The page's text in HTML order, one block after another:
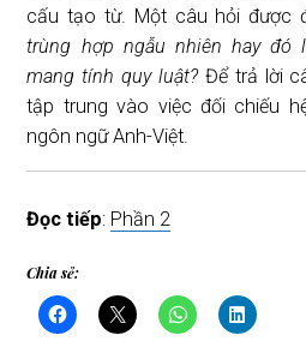
cấu tạo từ. Một câu hỏi được
trùng hợp ngẫu nhiên hay đó
mang tính quy luật?Để trả lời
tập trung vào việc đối chiếu
ngôn ngữ Anh-Việt.
Đọc tiếp: Phần 2
Chia sẻ: